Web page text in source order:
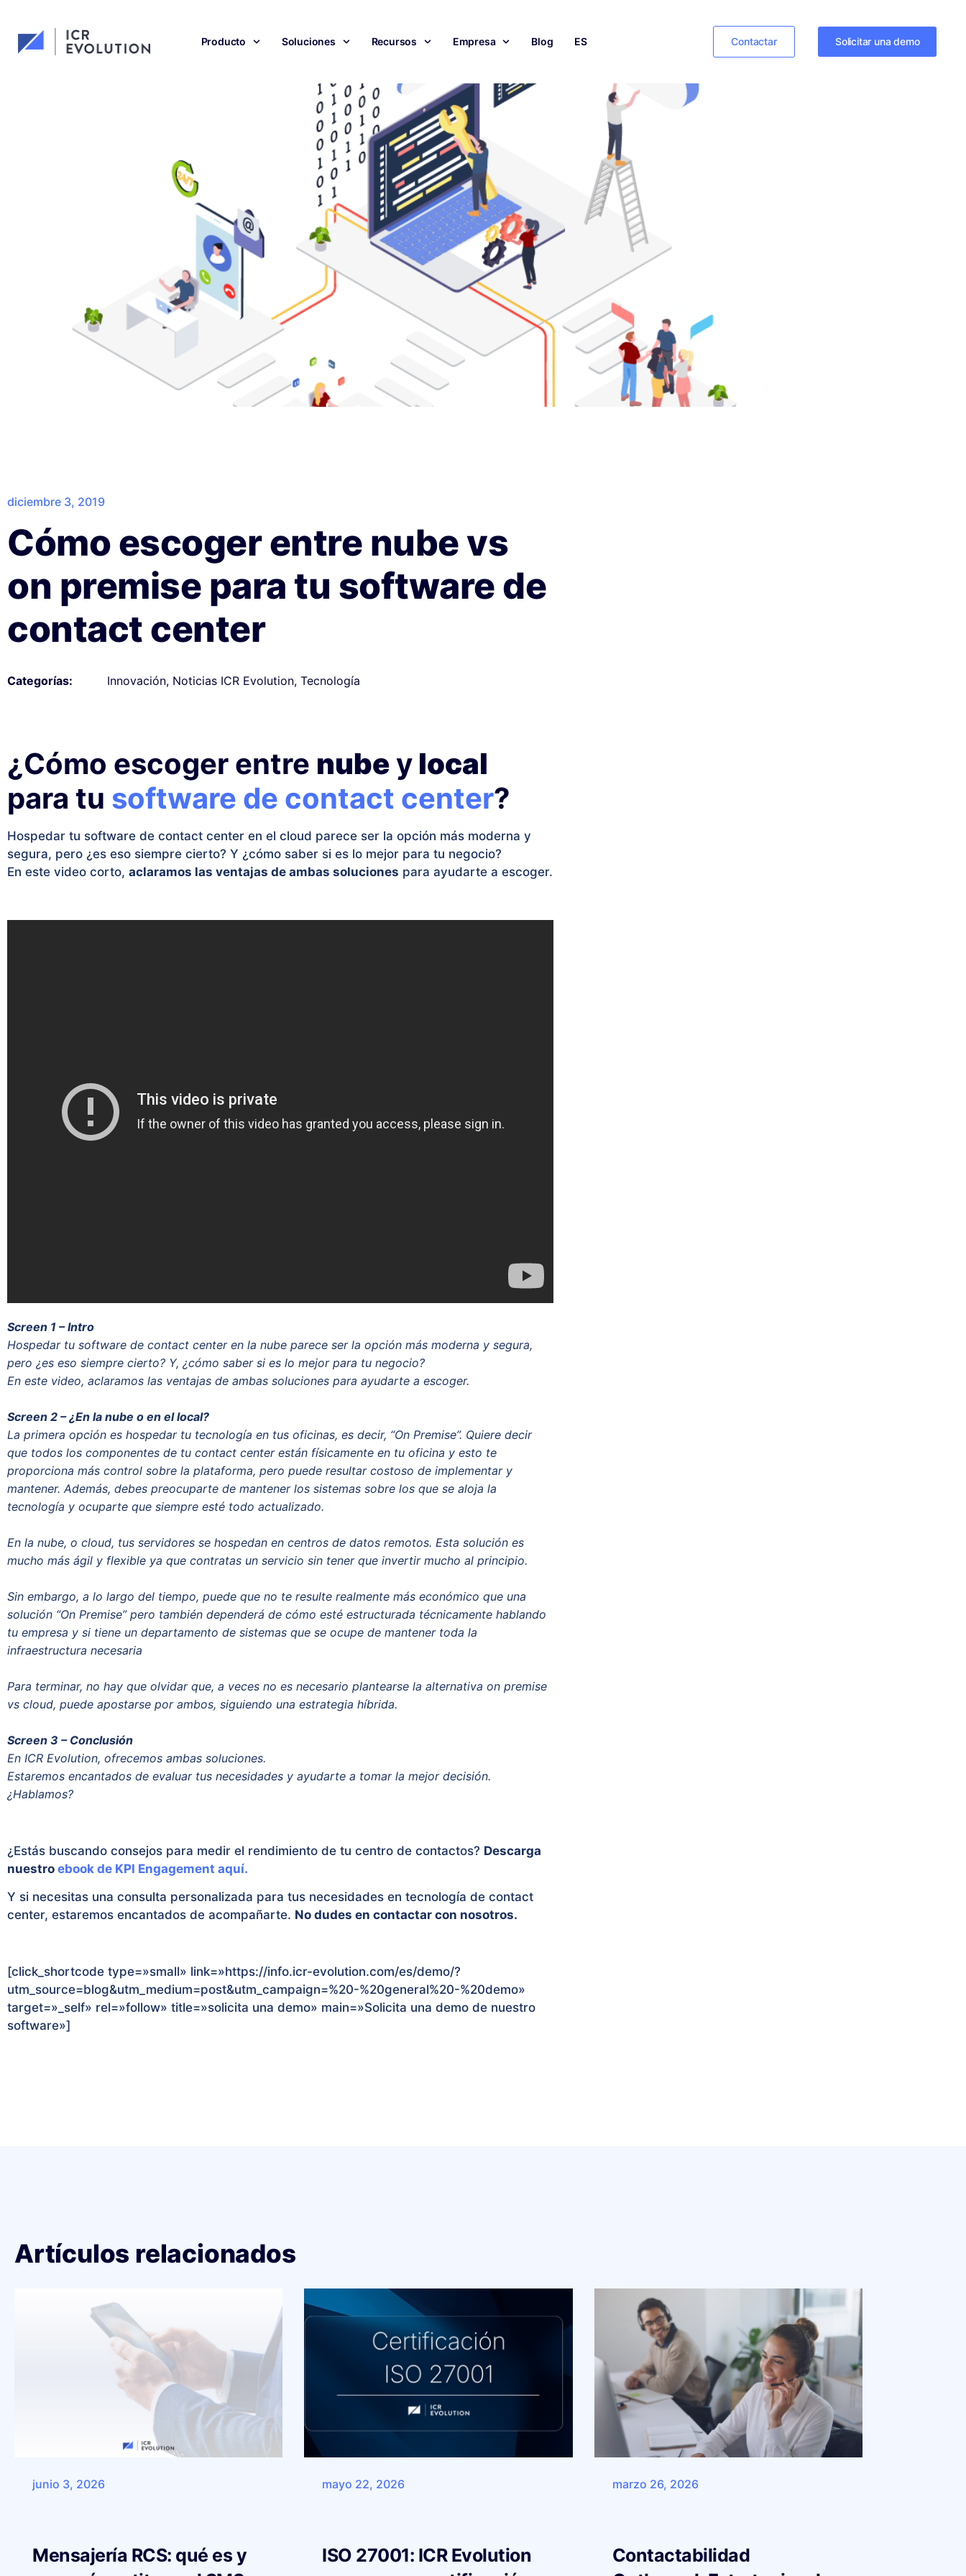
Producto Soluciones Recursos Empresa Blog ES Contactar Solicitar una demo
diciembre 3, 2019
Cómo escoger entre nube vs
on premise para tu software de
contact center
Categorías: Innovación, Noticias ICR Evolution, Tecnología
¿Cómo escoger entre nubey local
para tu software de contact center?
Hospedar tu software de contact center en el cloud parece ser la opción más moderna y
segura, pero ¿es eso siempre cierto? Y ¿cómo saber si es lo mejor para tu negocio?
En este video corto, aclaramos las ventajas de ambas soluciones para ayudarte a escoger.
Screen 1 – Intro
Hospedar tu software de contact center en la nube parece ser la opción más moderna y segura,
pero ¿es eso siempre cierto? Y, ¿cómo saber si es lo mejor para tu negocio?
En este video, aclaramos las ventajas de ambas soluciones para ayudarte a escoger.
Screen 2 – ¿En la nube o en el local?
La primera opción es hospedar tu tecnología en tus oficinas, es decir, “On Premise”. Quiere decir
que todos los componentes de tu contact center están físicamente en tu oficina y esto te
proporciona más control sobre la plataforma, pero puede resultar costoso de implementar y
mantener. Además, debes preocuparte de mantener los sistemas sobre los que se aloja la
tecnología y ocuparte que siempre esté todo actualizado.
En la nube, o cloud, tus servidores se hospedan en centros de datos remotos. Esta solución es
mucho más ágil y flexible ya que contratas un servicio sin tener que invertir mucho al principio.
Sin embargo, a lo largo del tiempo, puede que no te resulte realmente más económico que una
solución “On Premise” pero también dependerá de cómo esté estructurada técnicamente hablando
tu empresa y si tiene un departamento de sistemas que se ocupe de mantener toda la
infraestructura necesaria
Para terminar, no hay que olvidar que, a veces no es necesario plantearse la alternativa on premise
vs cloud, puede apostarse por ambos, siguiendo una estrategia híbrida.
Screen 3 – Conclusión
En ICR Evolution, ofrecemos ambas soluciones.
Estaremos encantados de evaluar tus necesidades y ayudarte a tomar la mejor decisión.
¿Hablamos?
¿Estás buscando consejos para medir el rendimiento de tu centro de contactos? Descarga
nuestro ebook de KPI Engagement aquí.
Y si necesitas una consulta personalizada para tus necesidades en tecnología de contact
center, estaremos encantados de acompañarte. No dudes en contactar con nosotros.
[click_shortcode type=»small» link=»https://info.icr-evolution.com/es/demo/?
utm_source=blog&utm_medium=post&utm_campaign=%20-%20general%20-%20demo»
target=»_self» rel=»follow» title=»solicita una demo» main=»Solicita una demo de nuestro
software»]
Artículos relacionados
junio 3, 2026
Mensajería RCS: qué es y
mayo 22, 2026
ISO 27001: ICR Evolution
marzo 26, 2026
Contactabilidad